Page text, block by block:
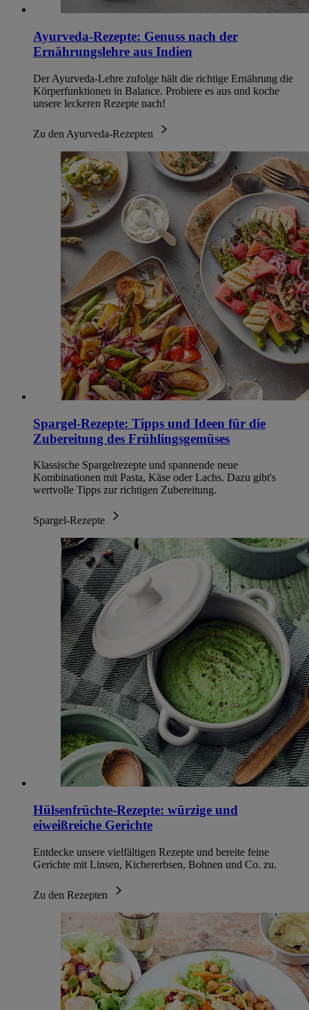
Ayurveda-Rezepte: Genuss nach der
Ernährungslehre aus Indien
Der Ayurveda-Lehre zufolge hält die richtige Ernährung die
Körperfunktionen in Balance. Probiere es aus und koche
unsere leckeren Rezepte nach!
Zu den Ayurveda-Rezepten
Spargel-Rezepte: Tipps und Ideen für die
Zubereitung des Frühlingsgemüses
Klassische Spargelrezepte und spannende neue
Kombinationen mit Pasta, Käse oder Lachs. Dazu gibt's
wertvolle Tipps zur richtigen Zubereitung.
Spargel-Rezepte
Hülsenfrüchte-Rezepte: würzige und
eiweißreiche Gerichte
Entdecke unsere vielfältigen Rezepte und bereite feine
Gerichte mit Linsen, Kichererbsen, Bohnen und Co. zu.
Zu den Rezepten